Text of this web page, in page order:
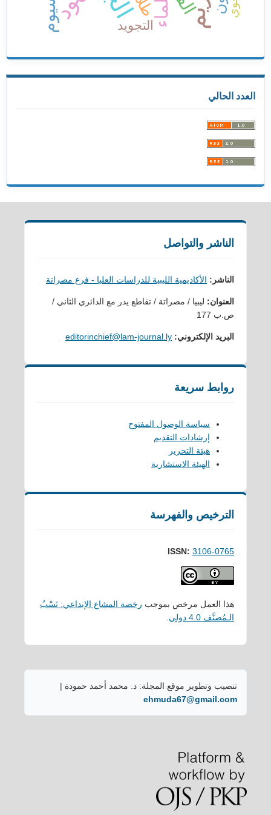
التجويد
العدد الحالي
الناشر والتواصل
الناشر: الأكاديمية الليبية للدراسات العليا - فرع مصراتة
العنوان: ليبيا / مصراتة / تقاطع يدر مع الدائري الثاني /
ص.ب 177
البريد الإلكتروني: editorinchief@lam-journal.ly
روابط سريعة
سياسة الوصول المفتوح
إرشادات التقديم
هيئة التحرير
الهيئة الاستشارية
الترخيص والفهرسة
ISSN: 3106-0765
هذا العمل مرخص بموجب رخصة المشاع الإبداعي: نَسْبُ
الـمُصنَّف 4.0 دولي
تنصيب وتطوير موقع المجلة: د. محمد أحمد حمودة |
ehmuda67@gmail.com